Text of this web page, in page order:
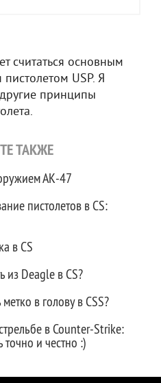
считаться основным
USP. Я
принципы
ТАКЖЕ
АК-47
пистолетов в CS:
в CS
из Deagle в CS?
в голову в CSS?
в Counter-Strike:
точно и честно :)